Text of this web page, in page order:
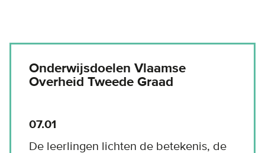
Onderwijsdoelen Vlaamse
Overheid Tweede Graad
07.01
De leerlingen lichten de betekenis, de